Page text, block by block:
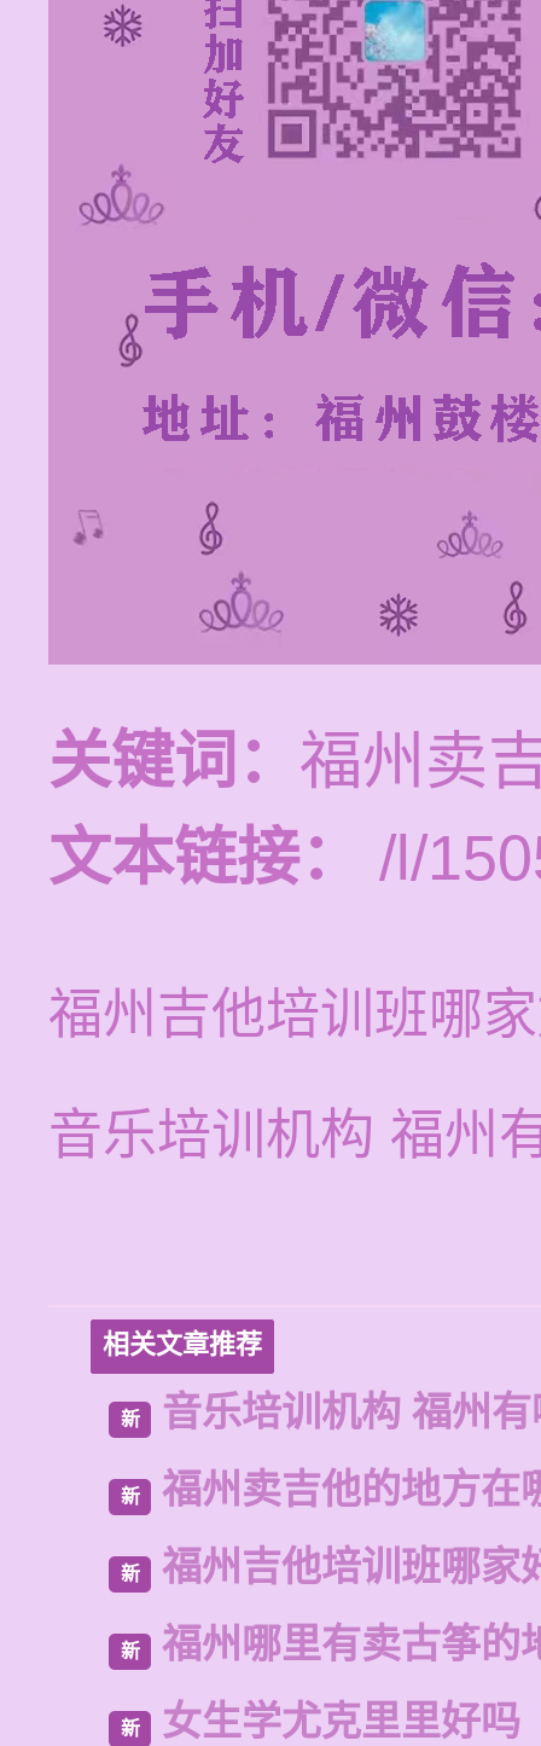
关键词： 福州卖
文本链接：
/l/
福州吉他培训班哪
音乐培训机构 福州
相关文章推荐
新 音乐培训机构 福州
新 福州卖吉他的地方在
新 福州吉他培训班哪家
新 福州哪里有卖古筝的
新 女生学尤克里里好吗